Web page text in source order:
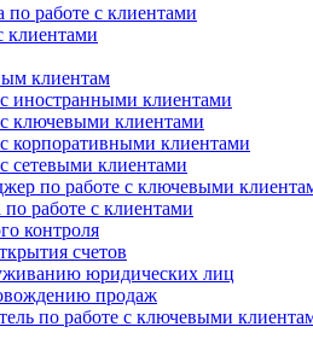
по работе с клиентами
клиентами
клиентам
иностранными клиентами
ключевыми клиентами
корпоративными клиентами
сетевыми клиентами
по работе с ключевыми
по работе с клиентами
контроля
счетов
юридических лиц
продаж
по работе с ключевыми